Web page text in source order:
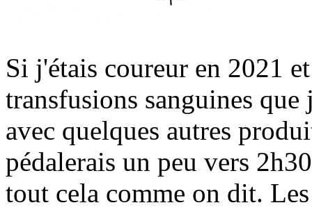
Si j'étais coureur en 2021
transfusions sanguines
avec quelques autres
pédalerais un peu vers
tout cela comme on dit.